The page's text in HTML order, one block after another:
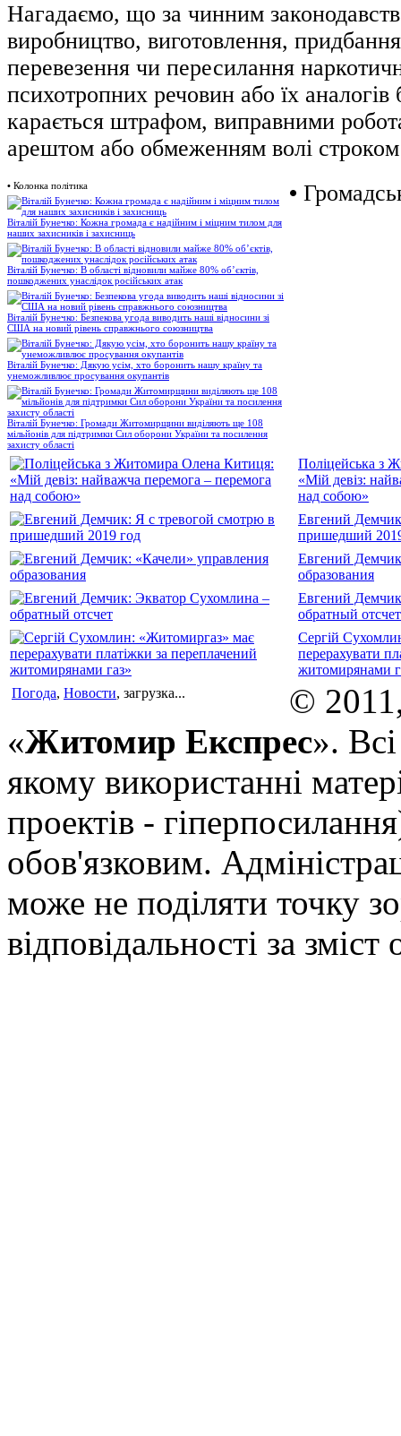
Нагадаємо, що за чинним
виробництво, виготовлення,
перевезення чи пересилання
психотропних речовин або їх аналогів
карається штрафом, виправними
арештом або обмеженням волі
• Колонка політика
Віталій Бунечко: Кожна громада є надійним і міцним тилом для
наших захисників і захисниць
Віталій Бунечко: В області відновили майже 80% об’єктів,
пошкоджених унаслідок російських атак
Віталій Бунечко: Безпекова угода виводить наші відносини зі
США на новий рівень справжнього союзництва
Віталій Бунечко: Дякую усім, хто боронить нашу країну та
унеможливлює просування окупантів
Віталій Бунечко: Громади Житомирщини виділяють ще 108
мільйонів для підтримки Сил оборони України та посилення
захисту області
•
Поліцейська з
«Мій девіз:
над собою»
Евгений
пришедший
Евгений
образования
Евгений
обратный отсчет
Сергій
перерахувати
житомирянами
Погода, Новости, загрузка...
©
«Житомир Експрес».
якому використанні
проектів -
обов'язковим.
може не поділяти точку
відповідальності за